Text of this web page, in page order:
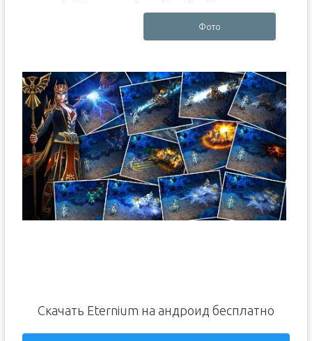
Фото
Скачать Eternium на андроид бесплатно